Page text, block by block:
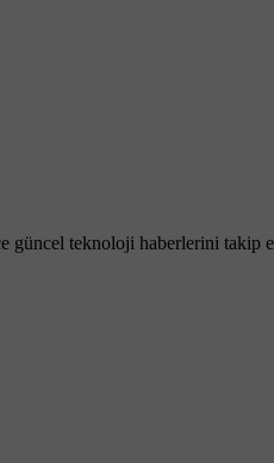
teknoloji haberlerini takip